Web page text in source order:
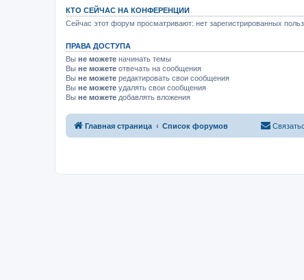
КТО СЕЙЧАС НА КОНФЕРЕНЦИИ
Сейчас этот форум просматривают: нет зарегистрированных
ПРАВА ДОСТУПА
Вы не можете начинать темы
Вы не можете отвечать на сообщения
Вы не можете редактировать свои сообщения
Вы не можете удалять свои сообщения
Вы не можете добавлять вложения
Главная страница Список форумов